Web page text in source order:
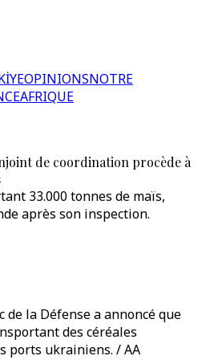
OPINIONSNOTRE
AFRIQUE
de coordination procède à
33.000 tonnes de maïs,
après son inspection.
de la Défense a annoncé que
des céréales
ports ukrainiens. / AA